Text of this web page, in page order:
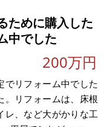
ために購入した
中でした
200万円
でリフォーム中でした
。リフォームは、床根
レ、など大がかりな工